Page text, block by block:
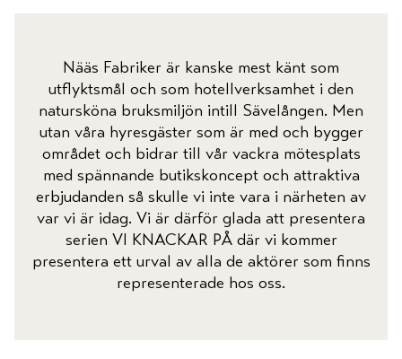
Nääs Fabriker är kanske mest känt som
utflyktsmål och som hotellverksamhet i den
natursköna bruksmiljön intill Sävelången. Men
utan våra hyresgäster som är med och bygger
området och bidrar till vår vackra mötesplats
med spännande butikskoncept och attraktiva
erbjudanden så skulle vi inte vara i närheten av
var vi är idag. Vi är därför glada att presentera
serien VI KNACKAR PÅ där vi kommer
presentera ett urval av alla de aktörer som finns
representerade hos oss.